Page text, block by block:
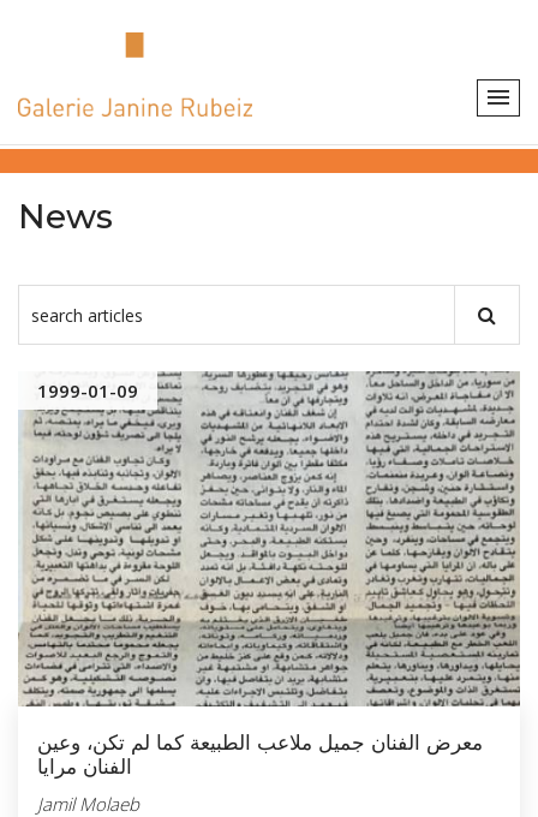
News
1999-01-09
‏معرض الفنان جميل ملاعب الطبيعة كما لم تكن، وعين
الفنان مرايا
Jamil Molaeb